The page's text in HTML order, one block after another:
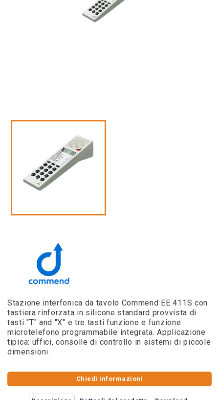
Stazione interfonica da tavolo Commend EE 411S con
tastiera rinforzata in silicone standard provvista di
tasti "T" and "X" e tre tasti funzione e funzione
microtelefono programmabile integrata. Applicazione
tipica: uffici, consolle di controllo in sistemi di piccole
dimensioni.
Chiedi informazioni